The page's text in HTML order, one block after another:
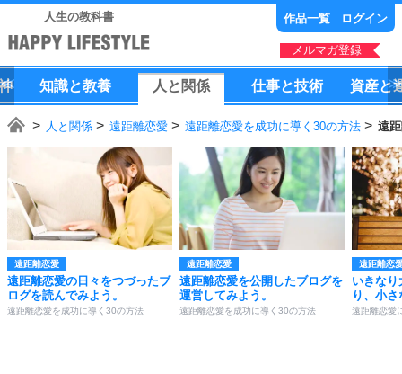
人生の教科書 作品一覧 ログイン
メルマガ登録
知識と教養 人 と 関係 仕事と技術 資産と
人と関係 遠距離恋愛 遠距離恋愛を成功に導く30の方法 遠
遠距離恋愛
遠距離恋愛の日々をつづったブ
ログを読んでみよう。
遠距離恋愛を成功に導く30の方法
遠距離恋愛
遠距離恋愛を公開したブログを
運営してみよう。
遠距離恋愛を成功に導く30の方法
遠距離恋
いきな
り、小
遠距離恋愛